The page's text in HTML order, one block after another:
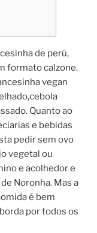
de perú,
formato calzone.
vegan
Quanto ao
e bebidas
pedir sem ovo
vegetal ou
e acolhedor e
Noronha. Mas a
é bem
por todos os